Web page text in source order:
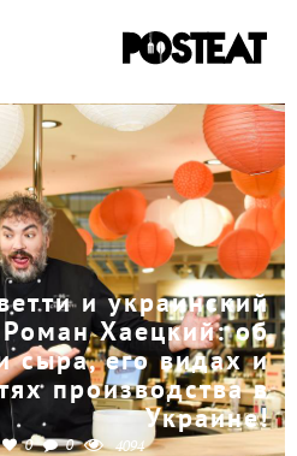
и украинский
Хаецкий: об
сыра, его видах и
производства в
Украине!
0 0 4094